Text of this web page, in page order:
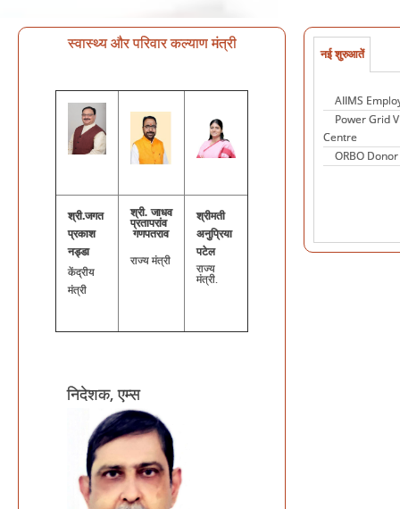
स्वास्थ्य और परिवार कल्याण मंत्री
श्री.जगत
प्रकाश
नड्डा
केंद्रीय
मंत्री
श्री. जाधव
प्रतापरांव
गणपतराव
राज्य मंत्री
श्रीमती
अनुप्रिया
पटेल
राज्य
मंत्री.
निदेशक, एम्स
नई शुरुआतें
सिग्नेचर वीडियो
AIIMS
Power Grid
Centre
ORBO